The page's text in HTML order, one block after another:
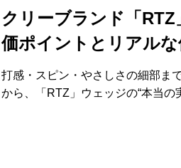
クリーブランド「
価ポイントとリアル
打感・スピン・やさしさの細部ま
から、「RTZ」ウェッジの“本当の